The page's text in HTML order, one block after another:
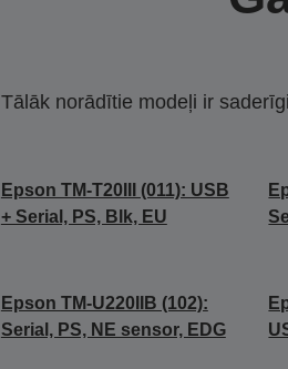
Tālāk norādītie modeļi ir
Epson TM-T20III (011): USB
+ Serial, PS, Blk, EU
Epson TM-U220IIB (102):
Serial, PS, NE sensor, EDG